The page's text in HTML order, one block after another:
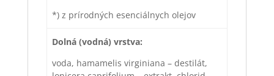
*) z prírodných esenciálnych olejov
Dolná (vodná) vrstva:
voda, hamamelis virginiana – destilát,